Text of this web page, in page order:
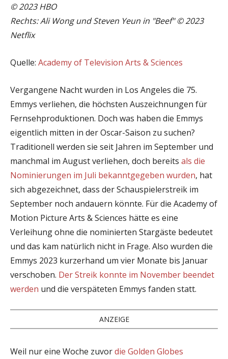
© 2023 HBO
Rechts: Ali Wong und Steven Yeun in "Beef" © 2023
Netflix
Quelle: Academy of Television Arts & Sciences
Vergangene Nacht wurden in Los Angeles die 75.
Emmys verliehen, die höchsten Auszeichnungen für
Fernsehproduktionen. Doch was haben die Emmys
eigentlich mitten in der Oscar-Saison zu suchen?
Traditionell werden sie seit Jahren im September und
manchmal im August verliehen, doch bereits als die
Nominierungen im Juli bekanntgegeben wurden, hat
sich abgezeichnet, dass der Schauspielerstreik im
September noch andauern könnte. Für die Academy of
Motion Picture Arts & Sciences hätte es eine
Verleihung ohne die nominierten Stargäste bedeutet
und das kam natürlich nicht in Frage. Also wurden die
Emmys 2023 kurzerhand um vier Monate bis Januar
verschoben. Der Streik konnte im November beendet
werden und die verspäteten Emmys fanden statt.
ANZEIGE
Weil nur eine Woche zuvordie Golden Globes